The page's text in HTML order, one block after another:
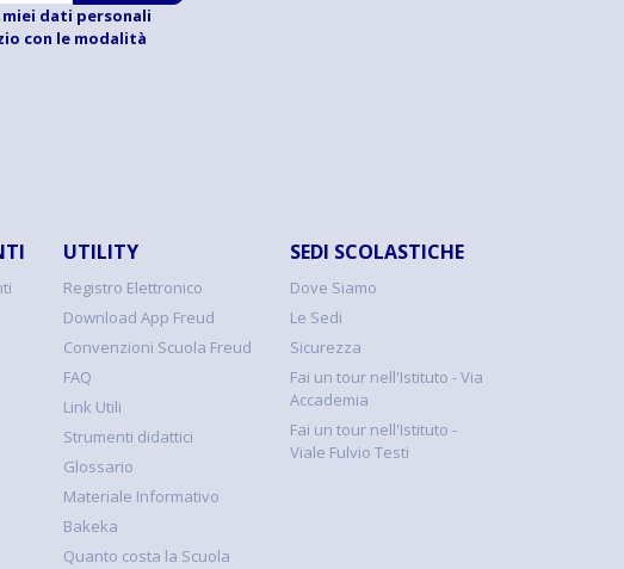
dati personali
con le modalità
UTILITY
Registro Elettronico
Download App Freud
Convenzioni Scuola Freud
FAQ
Link Utili
Strumenti didattici
Glossario
Materiale Informativo
Bakeka
Quanto costa la Scuola
SEDI SCOLASTICHE
Dove Siamo
Le Sedi
Sicurezza
Fai un tour nell'Istituto - Via
Accademia
Fai un tour nell'Istituto -
Viale Fulvio Testi